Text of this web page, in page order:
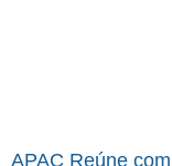
APAC Reúne